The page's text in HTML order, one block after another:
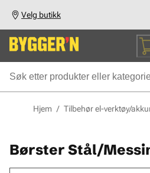
Velg butikk
Hjem / Tilbehør el-verktøy/
Børster Stål/